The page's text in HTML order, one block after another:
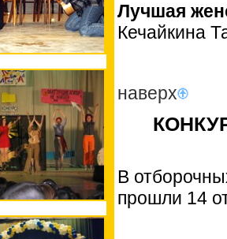
Лучшая
Кечайкина
наверх
В
прошли 14